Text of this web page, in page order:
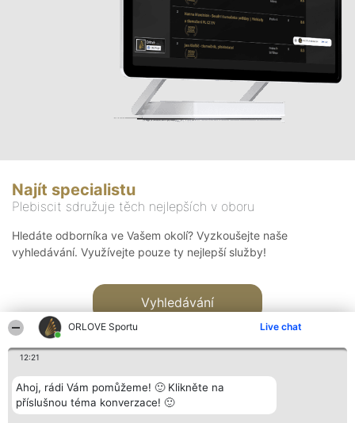
ORLOVE Sportu Live chat
12:21
Ahoj, rádi Vám pomůžeme! 🙂 Klikněte na
příslušnou téma konverzace! 🙂
Najít specialistu
Plebiscit sdružuje těch nejlepších v oboru
Hledáte odborníka ve Vašem okolí? Vyzkoušejte naše
vyhledávání. Využívejte pouze ty nejlepší služby!
Vyhledávání